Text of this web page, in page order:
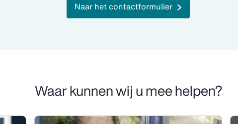
Naar het contactformulier
Waar kunnen wij u mee helpen?